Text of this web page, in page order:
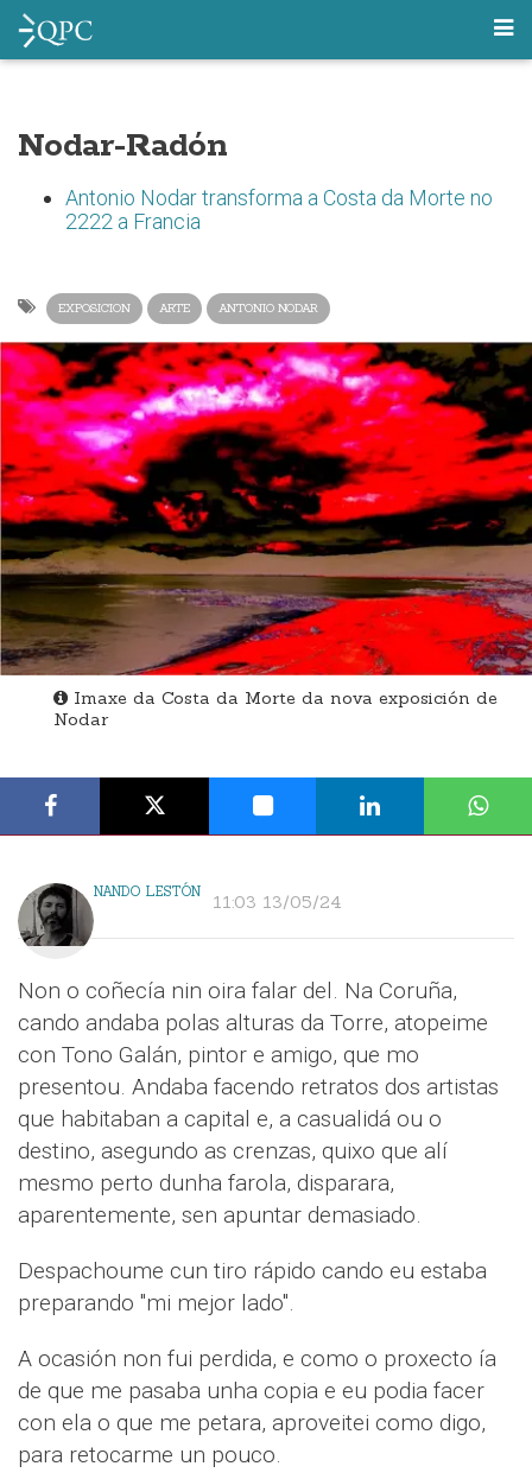
Nodar-Radón
Antonio Nodar transforma a Costa da Morte no
2222 a Francia
EXPOSICION ARTE ANTONIO NODAR
Imaxe da Costa da Morte da nova exposición de
Nodar
NANDO LESTÓN 11:03 13/05/24
Non o coñecía nin oira falar del. Na Coruña,
cando andaba polas alturas da Torre, atopeime
con Tono Galán, pintor e amigo, que mo
presentou. Andaba facendo retratos dos artistas
que habitaban a capital e, a casualidá ou o
destino, asegundo as crenzas, quixo que alí
mesmo perto dunha farola, disparara,
aparentemente, sen apuntar demasiado.
Despachoume cun tiro rápido cando eu estaba
preparando "mi mejor lado".
A ocasión non fui perdida, e como o proxecto ía
de que me pasaba unha copia e eu podia facer
con ela o que me petara, aproveitei como digo,
para retocarme un pouco.